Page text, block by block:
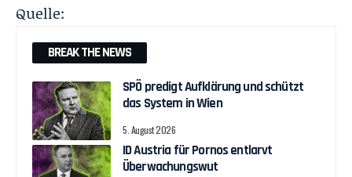
Quelle:
BREAK THE NEWS
SPÖ predigt Aufklärung und schützt
das System in Wien
5. August 2026
ID Austria für Pornos entlarvt
Überwachungswut